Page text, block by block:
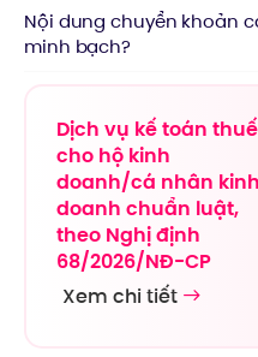
Nội dung chuyển khoản
minh bạch?
Dịch vụ kế toán thuế
cho hộ kinh
doanh/cá nhân kinh
doanh chuẩn luật,
theo Nghị định
68/2026/NĐ-CP
Xem chi tiết